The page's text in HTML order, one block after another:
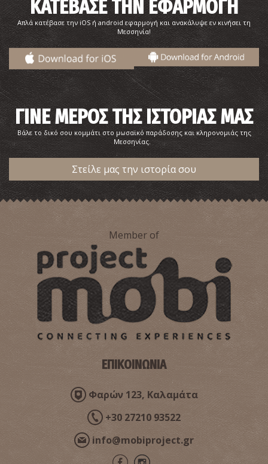
ΚΑΤΕΒΑΣΕ ΤΗΝ ΕΦΑΡΜΟΓΗ
Απλά κατέβασε την iOS ή android εφαρμογή και ανακάλυψε εν κινήσει τη
Μεσσηνία!
ΓΙΝΕ ΜΕΡΟΣ ΤΗΣ ΙΣΤΟΡΙΑΣ ΜΑΣ
Βάλε το δικό σου κομμάτι στο μωσαϊκό παράδοσης και κληρονομιάς της
Μεσσηνίας.
Στείλε μας την ιστορία σου
Member of
ΕΠΙΚΟΙΝΩΝΙΑ
Φαρών 123, Καλαμάτα
+30 27210 93522
info@mobiproject.gr